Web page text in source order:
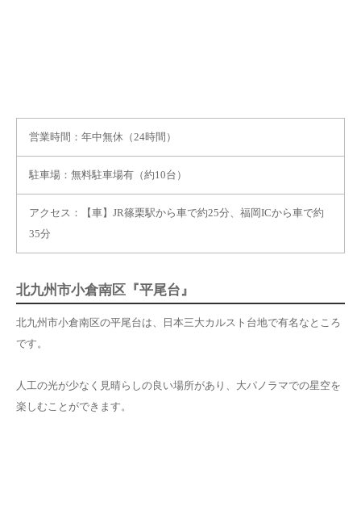
営業時間：年中無休（24時間）
駐車場：無料駐車場有（約10台）
アクセス：【車】JR篠栗駅から車で約25分、福岡ICから車で約
35分
北九州市小倉南区『平尾台』
北九州市小倉南区の平尾台は、日本三大カルスト台地で有名なところ
です。
人工の光が少なく見晴らしの良い場所があり、大パノラマでの星空を
楽しむことができます。